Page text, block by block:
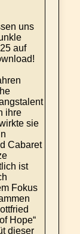
uns
auf
ihre
sie
Cabaret
ist
Fokus
Hope“
dieser